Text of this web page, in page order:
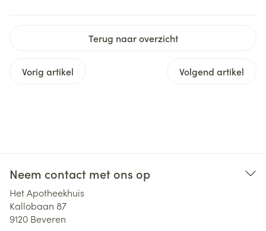
Terug naar overzicht
Vorig artikel Volgend artikel
Neem contact met ons op
Het Apotheekhuis
Kallobaan 87
9120 Beveren